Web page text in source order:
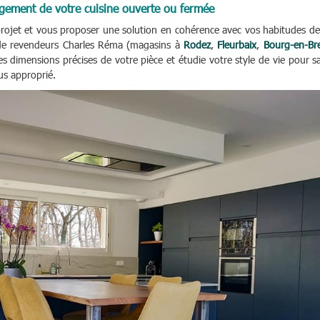
de votre cuisine ouverte ou fermée
et vous proposer une solution en cohérence avec vos habitudes
revendeurs Charles Réma (magasins à Rodez, Fleurbaix, Bourg-en-
dimensions précises de votre pièce et étudie votre style de vie pour
approprié.